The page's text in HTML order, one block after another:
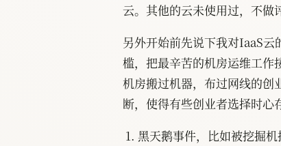
云。其他的云未使用过，不做
另外开始前先说下我对IaaS
槛，把最辛苦的机房运维工作
机房搬过机器，布过网线的创
断，使得有些创业者选择时心
黑天鹅事件，比如被挖掘